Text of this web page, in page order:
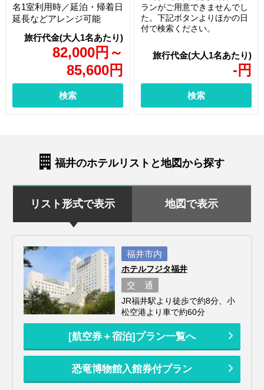
82,000円 ～
85,600円
名1室利用時／延泊・帰着日
延長などアレンジ可能
検索
- 円
ランがご用意できませんでし
た。下記ボタンよりほかの日
付で検索ください。
検索
福井のホテルリストと地図から探す
リスト形式で表示 地図で表示
福井市内
ホテルフジタ福井
交 通
JR福井駅より徒歩で約8分、小
松空港より車で約60分
[航空券＋宿泊]プラン一覧へ
恐竜博物館入館券付プラン